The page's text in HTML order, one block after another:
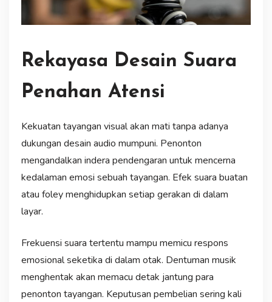
Rekayasa Desain Suara
Penahan Atensi
Kekuatan tayangan visual akan mati tanpa adanya
dukungan desain audio mumpuni. Penonton
mengandalkan indera pendengaran untuk mencerna
kedalaman emosi sebuah tayangan. Efek suara buatan
atau foley menghidupkan setiap gerakan di dalam
layar.
Frekuensi suara tertentu mampu memicu respons
emosional seketika di dalam otak. Dentuman musik
menghentak akan memacu detak jantung para
penonton tayangan. Keputusan pembelian sering kali